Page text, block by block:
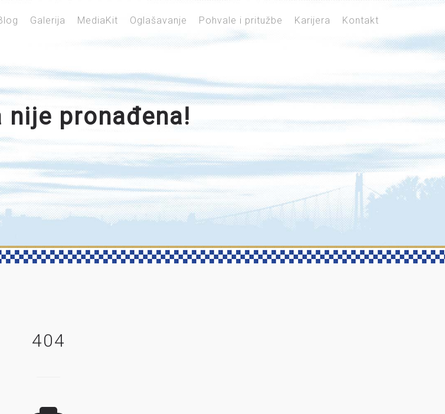
Galerija MediaKit Oglašavanje Pohvale i pritužbe Karijera Kontakt
nije pronađena!
404